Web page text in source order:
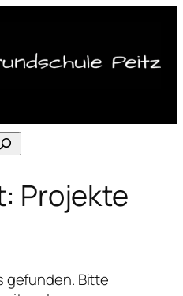
Projekte
gefunden. Bitte